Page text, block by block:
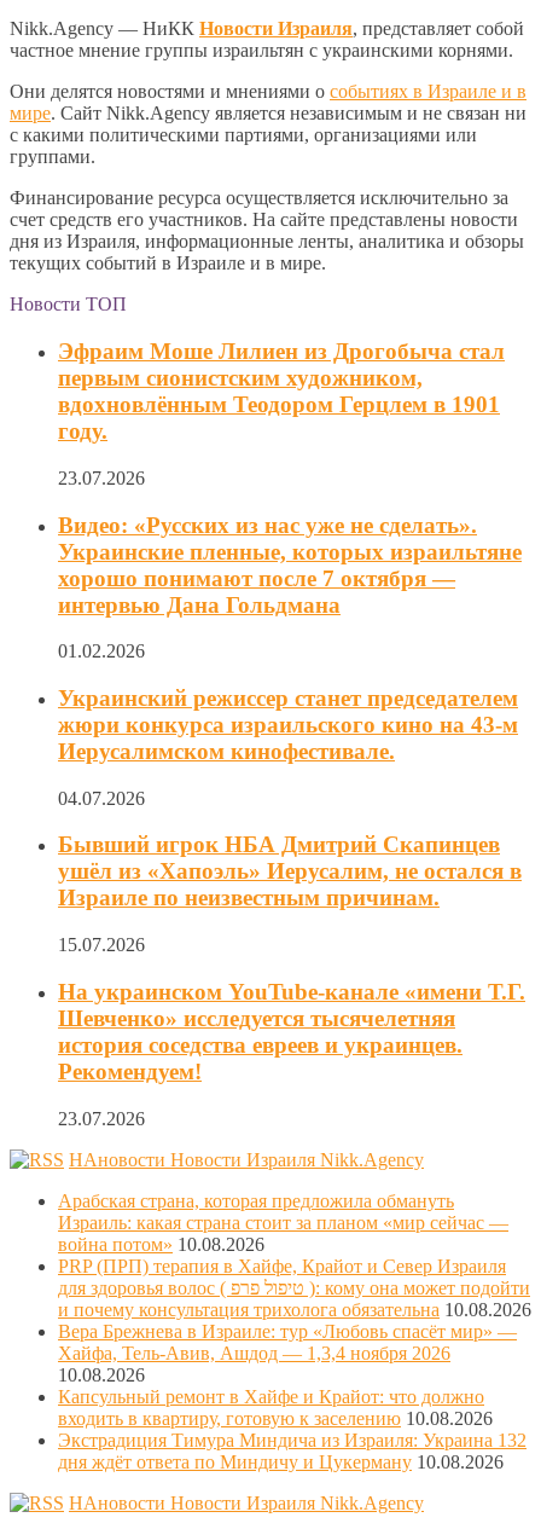
Nikk.Agency — НиКК Новости Израиля, представляет собой
частное мнение группы израильтян с украинскими корнями.
Они делятся новостями и мнениями о событиях в Израиле и в
мире. Сайт Nikk.Agency является независимым и не связан ни
с какими политическими партиями, организациями или
группами.
Финансирование ресурса осуществляется исключительно за
счет средств его участников. На сайте представлены новости
дня из Израиля, информационные ленты, аналитика и обзоры
текущих событий в Израиле и в мире.
Новости ТОП
Эфраим Моше Лилиен из Дрогобыча стал
первым сионистским художником,
вдохновлённым Теодором Герцлем в 1901
году.
23.07.2026
Видео: «Русских из нас уже не сделать».
Украинские пленные, которых израильтяне
хорошо понимают после 7 октября —
интервью Данa Гольдмана
01.02.2026
Украинский режиссер станет председателем
жюри конкурса израильского кино на 43-м
Иерусалимском кинофестивале.
04.07.2026
Бывший игрок НБА Дмитрий Скапинцев
ушёл из «Хапоэль» Иерусалим, не остался в
Израиле по неизвестным причинам.
15.07.2026
На украинском YouTube-канале «имени Т.Г.
Шевченко» исследуется тысячелетняя
история соседства евреев и украинцев.
Рекомендуем!
23.07.2026
НАновости Новости Израиля Nikk.Agency
Арабская страна, которая предложила обмануть
Израиль: какая страна стоит за планом «мир сейчас —
война потом» 10.08.2026
PRP (ПРП) терапия в Хайфе, Крайот и Север Израиля
для здоровья волос ( טיפול פרפ ): кому она может подойти
и почему консультация трихолога обязательна 10.08.2026
Вера Брежнева в Израиле: тур «Любовь спасёт мир» —
Хайфа, Тель-Авив, Ашдод — 1,3,4 ноября 2026
10.08.2026
Капсульный ремонт в Хайфе и Крайот: что должно
входить в квартиру, готовую к заселению 10.08.2026
Экстрадиция Тимура Миндича из Израиля: Украина 132
дня ждёт ответа по Миндичу и Цукерману 10.08.2026
НАновости Новости Израиля Nikk.Agency